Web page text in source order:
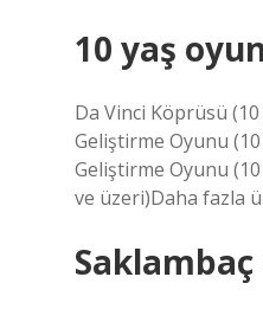
10 yaş
Da Vinci Köprüsü
Geliştirme Oyunu
Geliştirme Oyunu
ve üzeri)Daha fazla